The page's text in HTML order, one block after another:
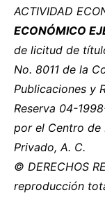
ACTIVIDAD
ECONÓMICO
de licitud de
No. 8011 de la
Publicaciones y
Reserva 04-
por el Centro de
Privado, A. C.
© DERECHOS
reproducción